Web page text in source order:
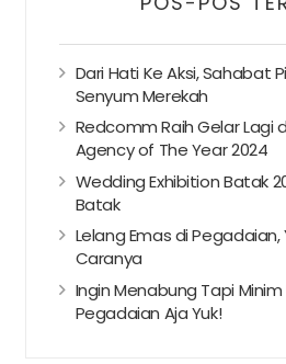
Dari Hati Ke Aksi, Sahabat
Senyum Merekah
Redcomm Raih Gelar Lagi
Agency of The Year 2024
Wedding Exhibition Batak
Batak
Lelang Emas di Pegadaian,
Caranya
Ingin Menabung Tapi
Pegadaian Aja Yuk!